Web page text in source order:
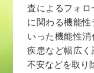
査によるフォ
に関わる機能
いった機能性
疾患など幅広
不安などを取り